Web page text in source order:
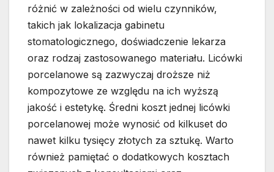
różnić w zależności od wielu czynników,
takich jak lokalizacja gabinetu
stomatologicznego, doświadczenie lekarza
oraz rodzaj zastosowanego materiału. Licówki
porcelanowe są zazwyczaj droższe niż
kompozytowe ze względu na ich wyższą
jakość i estetykę. Średni koszt jednej licówki
porcelanowej może wynosić od kilkuset do
nawet kilku tysięcy złotych za sztukę. Warto
również pamiętać o dodatkowych kosztach